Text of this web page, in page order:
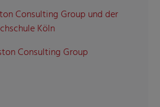
Consulting Group und der
Köln
Consulting Group